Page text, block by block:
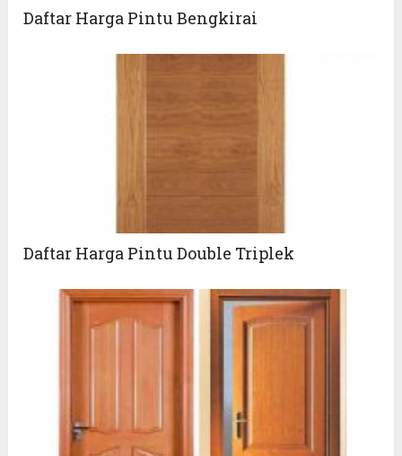
Daftar Harga Pintu Bengkirai
Daftar Harga Pintu Double Triplek